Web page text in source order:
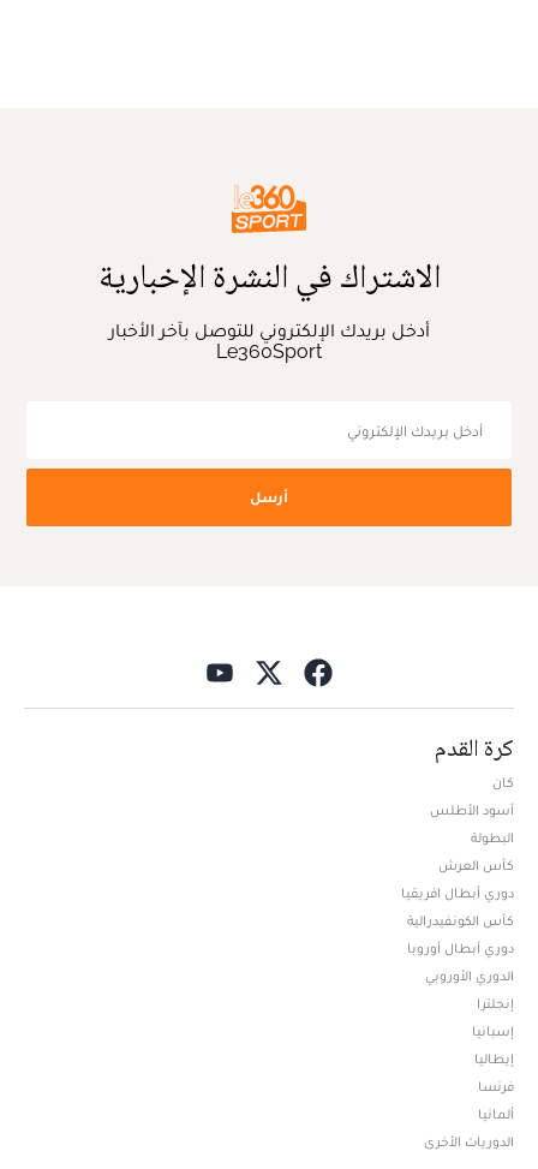
الاشتراك في النشرة الإخبارية
أدخل بريدك الإلكتروني للتوصل بآخر الأخبار
Le360Sport
أرسل
كرة القدم
كان
أسود الأطلس
البطولة
كأس العرش
دوري أبطال افريقيا
كأس الكونفيدرالية
دوري أبطال أوروبا
الدوري الأوروبي
إنجلترا
إسبانيا
إيطاليا
فرنسا
ألمانيا
الدوريات الأخرى